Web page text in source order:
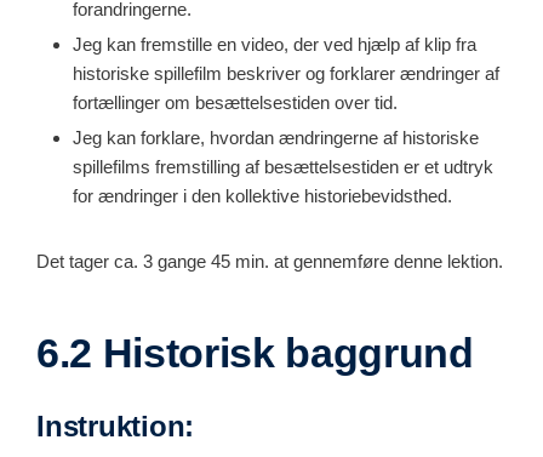
forandringerne.
Jeg kan fremstille en video, der ved hjælp af klip fra
historiske spillefilm beskriver og forklarer ændringer af
fortællinger om besættelsestiden over tid.
Jeg kan forklare, hvordan ændringerne af historiske
spillefilms fremstilling af besættelsestiden er et udtryk
for ændringer i den kollektive historiebevidsthed.
Det tager ca. 3 gange 45 min. at gennemføre denne lektion.
6.2 Historisk baggrund
Instruktion: